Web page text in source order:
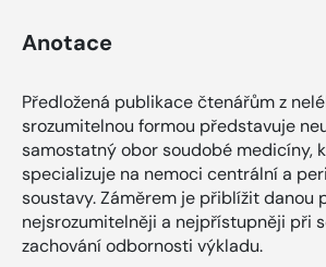
Anotace
Předložená publikace čtenářům z
srozumitelnou formou představuje
samostatný obor soudobé medicíny,
specializuje na nemoci centrální a
soustavy. Záměrem je přiblížit danou
nejsrozumitelněji a nejpřístupněji při
zachování odbornosti výkladu.